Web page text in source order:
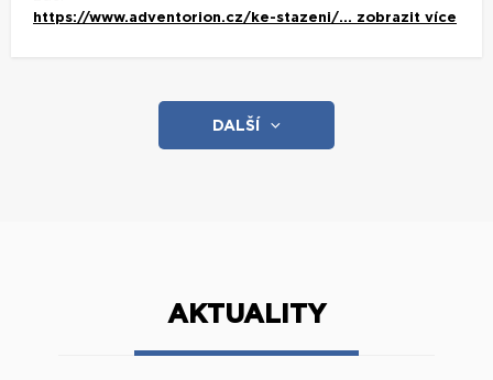
https://www.adventorion.cz/ke-stazeni/... zobrazit více
DALŠÍ
AKTUALITY